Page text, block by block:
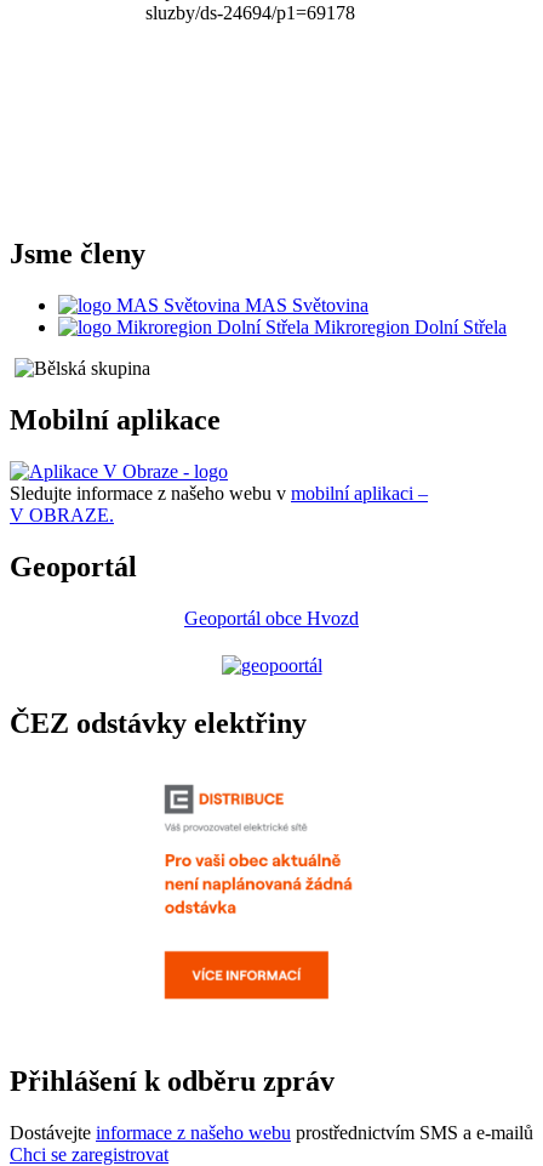
Jsme členy
MAS Světovina
Mikroregion Dolní Střela
Mobilní aplikace
Sledujte informace z našeho webu v mobilní aplikaci –
V OBRAZE.
Geoportál
Geoportál obce Hvozd
ČEZ odstávky elektřiny
Přihlášení k odběru zpráv
Dostávejte informace z našeho webu prostřednictvím SMS a e-mailů
Chci se zaregistrovat